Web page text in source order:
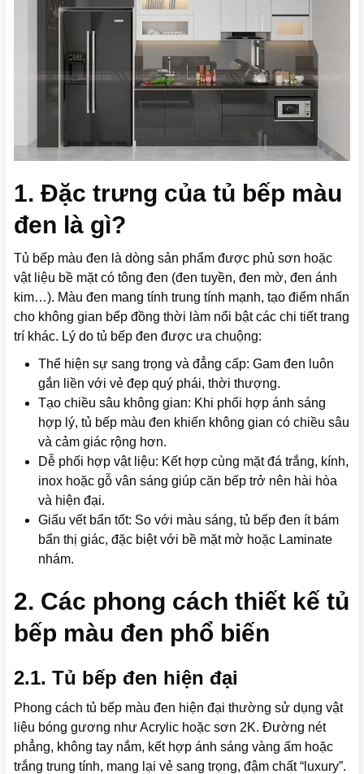
1. Đặc trưng của tủ bếp màu
đen là gì?
Tủ bếp màu đen là dòng sản phẩm được phủ sơn hoặc
vật liệu bề mặt có tông đen (đen tuyền, đen mờ, đen ánh
kim…). Màu đen mang tính trung tính mạnh, tạo điểm nhấn
cho không gian bếp đồng thời làm nổi bật các chi tiết trang
trí khác. Lý do tủ bếp đen được ưa chuộng:
Thể hiện sự sang trọng và đẳng cấp: Gam đen luôn
gắn liền với vẻ đẹp quý phái, thời thượng.
Tạo chiều sâu không gian: Khi phối hợp ánh sáng
hợp lý, tủ bếp màu đen khiến không gian có chiều sâu
và cảm giác rộng hơn.
Dễ phối hợp vật liệu: Kết hợp cùng mặt đá trắng, kính,
inox hoặc gỗ vân sáng giúp căn bếp trở nên hài hòa
và hiện đại.
Giấu vết bẩn tốt: So với màu sáng, tủ bếp đen ít bám
bẩn thị giác, đặc biệt với bề mặt mờ hoặc Laminate
nhám.
2. Các phong cách thiết kế tủ
bếp màu đen phổ biến
2.1. Tủ bếp đen hiện đại
Phong cách tủ bếp màu đen hiện đại thường sử dụng vật
liệu bóng gương như Acrylic hoặc sơn 2K. Đường nét
phẳng, không tay nắm, kết hợp ánh sáng vàng ấm hoặc
trắng trung tính, mang lại vẻ sang trọng, đậm chất “luxury”.